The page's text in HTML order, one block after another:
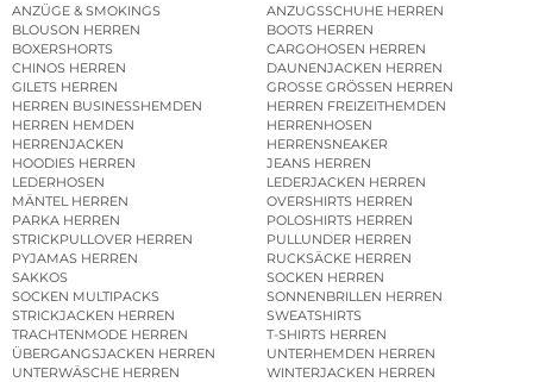
ANZÜGE & SMOKINGS
ANZUGSSCHUHE HERREN
BLOUSON HERREN
BOOTS HERREN
BOXERSHORTS
CARGOHOSEN HERREN
CHINOS HERREN
DAUNENJACKEN HERREN
GILETS HERREN
GROSSE GRÖSSEN HERREN
HERREN BUSINESSHEMDEN
HERREN FREIZEITHEMDEN
HERREN HEMDEN
HERRENHOSEN
HERRENJACKEN
HERRENSNEAKER
HOODIES HERREN
JEANS HERREN
LEDERHOSEN
LEDERJACKEN HERREN
MÄNTEL HERREN
OVERSHIRTS HERREN
PARKA HERREN
POLOSHIRTS HERREN
STRICKPULLOVER HERREN
PULLUNDER HERREN
PYJAMAS HERREN
RUCKSÄCKE HERREN
SAKKOS
SOCKEN HERREN
SOCKEN MULTIPACKS
SONNENBRILLEN HERREN
STRICKJACKEN HERREN
SWEATSHIRTS
TRACHTENMODE HERREN
T-SHIRTS HERREN
ÜBERGANGSJACKEN HERREN
UNTERHEMDEN HERREN
UNTERWÄSCHE HERREN
WINTERJACKEN HERREN